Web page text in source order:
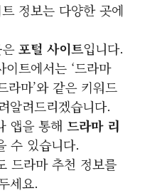
정보는 다양한 곳에
포털 사이트입니다.
트에서는 ‘드라마
라마’와 같은 키워드
알려드리겠습니다.
앱을 통해 드라마 리
수 있습니다.
드라마 추천 정보를
세요.